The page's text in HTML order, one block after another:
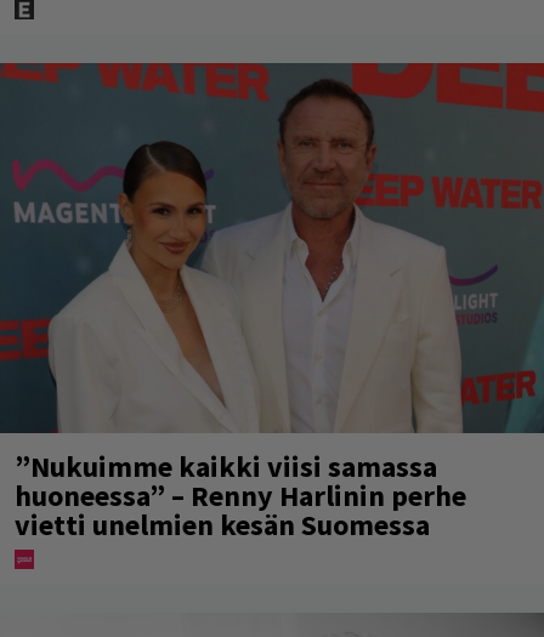
”Nukuimme kaikki viisi samassa
huoneessa” – Renny Harlinin perhe
vietti unelmien kesän Suomessa